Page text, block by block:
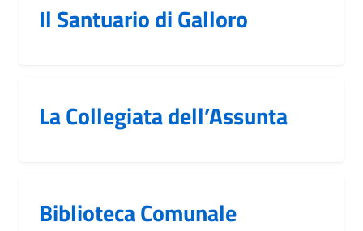
Il Santuario di Galloro
La Collegiata dell’Assunta
Biblioteca Comunale